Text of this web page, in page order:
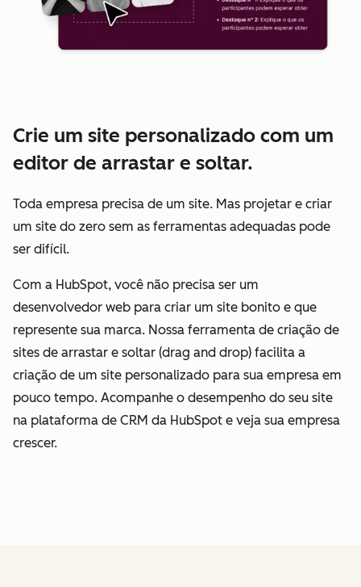
Crie um site personalizado com um
editor de arrastar e soltar.
Toda empresa precisa de um site. Mas projetar e criar
um site do zero sem as ferramentas adequadas pode
ser difícil.
Com a HubSpot, você não precisa ser um
desenvolvedor web para criar um site bonito e que
represente sua marca. Nossa ferramenta de criação de
sites de arrastar e soltar (drag and drop) facilita a
criação de um site personalizado para sua empresa em
pouco tempo. Acompanhe o desempenho do seu site
na plataforma de CRM da HubSpot e veja sua empresa
crescer.